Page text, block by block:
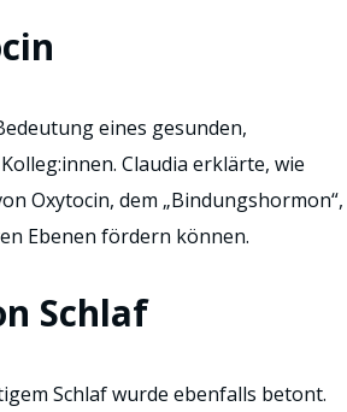
eines gesunden,
Claudia erklärte, wie
Oxytocin, dem „Bindungshormon“,
Ebenen fördern können.
Schlaf
Schlaf wurde ebenfalls betont.